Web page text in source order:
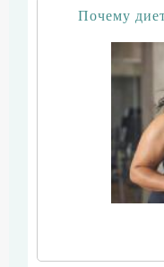
Почему